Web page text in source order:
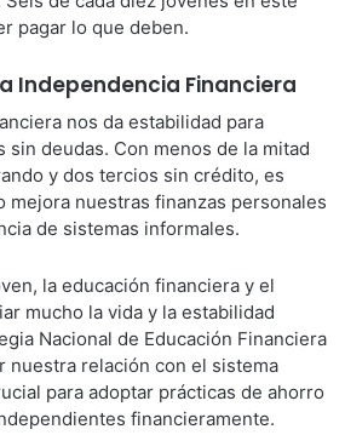
pagar lo que deben.
Independencia Financiera
nos da estabilidad para
deudas. Con menos de la mitad
y dos tercios sin crédito, es
mejora nuestras finanzas personales
de sistemas informales.
la educación financiera y el
mucho la vida y la estabilidad
Nacional de Educación Financiera
nuestra relación con el sistema
para adoptar prácticas de ahorro
financieramente.